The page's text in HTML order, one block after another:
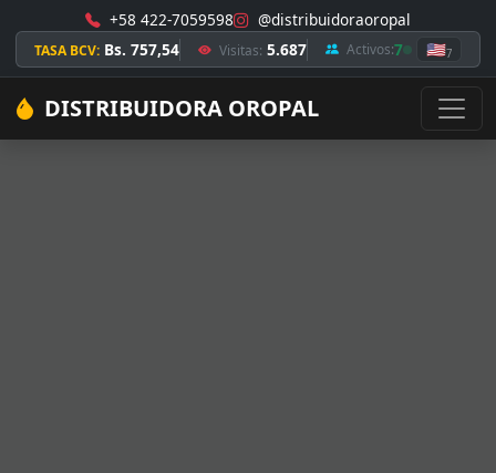
+58 422-7059598 @distribuidoraoropal
TASA BCV: Bs. 757,54 Visitas: 5.687 Activos:7 🇺🇸7
DISTRIBUIDORA OROPAL